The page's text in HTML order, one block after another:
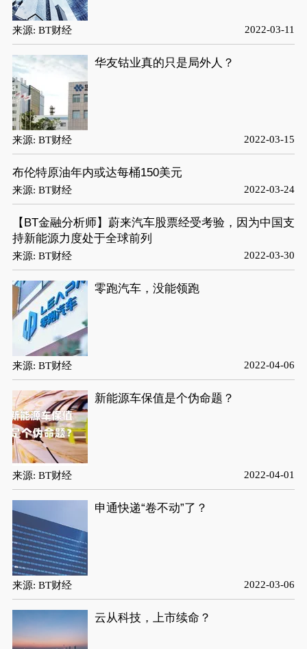
来源: BT财经 2022-03-11
华友钴业真的只是局外人？
来源: BT财经 2022-03-15
布伦特原油年内或达每桶150美元
来源: BT财经 2022-03-24
【BT金融分析师】蔚来汽车股票经受考验，因为中国支
持新能源力度处于全球前列
来源: BT财经 2022-03-30
零跑汽车，没能领跑
来源: BT财经 2022-04-06
新能源车保值是个伪命题？
来源: BT财经 2022-04-01
申通快递“卷不动”了？
来源: BT财经 2022-03-06
云从科技，上市续命？